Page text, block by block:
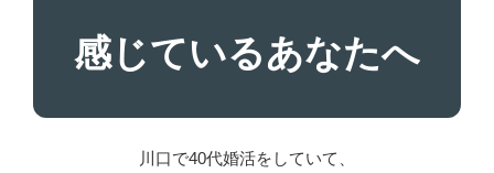
感じているあなたへ
川口で40代婚活をしていて、